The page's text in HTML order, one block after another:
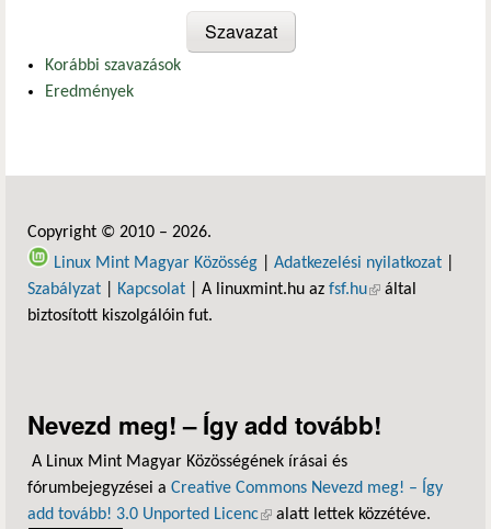
Korábbi szavazások
Eredmények
Copyright © 2010 – 2026.
Linux Mint Magyar Közösség
Adatkezelési nyilatkozat
Szabályzat
Kapcsolat | A linuxmint.hu az fsf.hu(külső hivatkozás)
által
biztosított kiszolgálóin fut.
Nevezd meg! – Így add tovább!
A Linux Mint Magyar Közösségének írásai és
fórumbejegyzései a Creative Commons Nevezd meg! – Így
add tovább! 3.0 Unported Licenc(külső hivatkozás)
alatt lettek közzétéve.